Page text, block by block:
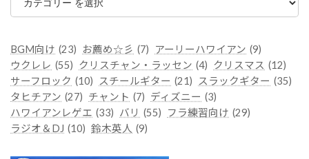
ゴ
ー
BGM向け (23) お薦め☆彡 (7) アーリーハワイアン (9)
ウクレレ (55) クリスチャン・ラッセン (4) クリスマス (12)
サーフロック (10) スチールギター (21) スラックギター (35)
タヒチアン (27) チャント (7) ディズニー (3)
ハワイアンレゲエ (33) バリ (55) フラ練習向け (29)
ラジオ＆DJ (10) 鈴木英人 (9)